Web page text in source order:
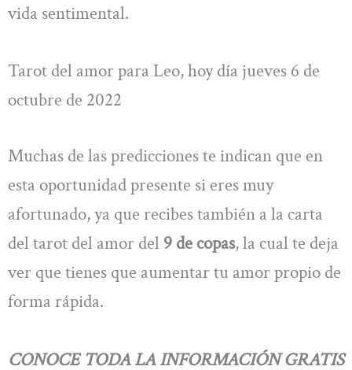
vida sentimental.
Tarot del amor para Leo, hoy día jueves 6 de
octubre de 2022
Muchas de las predicciones te indican que en
esta oportunidad presente si eres muy
afortunado, ya que recibes también a la carta
del tarot del amor del 9 de copas, la cual te deja
ver que tienes que aumentar tu amor propio de
forma rápida.
CONOCE TODA LA INFORMACIÓN GRATIS